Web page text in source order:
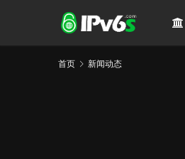
首页 新闻动态